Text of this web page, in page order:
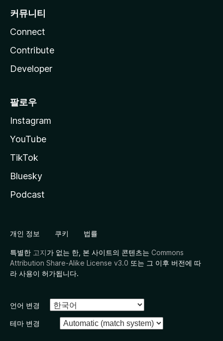
커뮤니티
Connect
Contribute
Developer
팔로우
Instagram
YouTube
TikTok
Bluesky
Podcast
개인 정보 쿠키 법률
특별한 고지가 없는 한, 본 사이트의 콘텐츠는 Commons
Attribution Share-Alike License v3.0 또는 그 이후 버전에 따
라 사용이 허가됩니다.
언어 변경
테마 변경